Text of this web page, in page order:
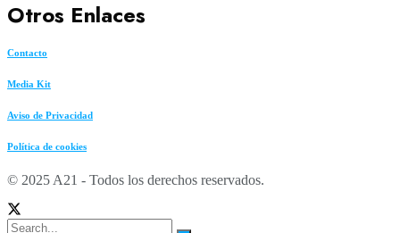
Otros Enlaces
Contacto
Media Kit
Aviso de Privacidad
Política de cookies
© 2025 A21 - Todos los derechos reservados.